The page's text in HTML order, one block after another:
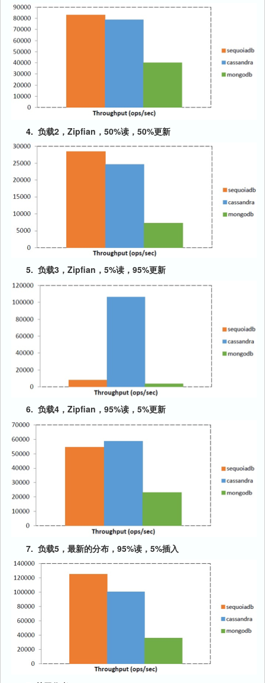
4. 负载2，Zipfian，50%读，50%更新
5. 负载3，Zipfian，5%读，95%更新
6. 负载4，Zipfian，95%读，5%更新
7. 负载5，最新的分布，95%读，5%插入